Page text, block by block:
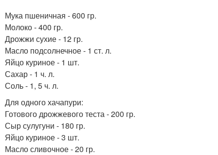
Мука пшеничная - 600 гр.
Молоко - 400 гр.
Дрожжи сухие - 12 гр.
Масло подсолнечное - 1 ст. л.
Яйцо куриное - 1 шт.
Сахар - 1 ч. л.
Соль - 1, 5 ч. л.
Для одного хачапури:
Готового дрожжевого теста - 200 гр.
Сыр сулугуни - 180 гр.
Яйцо куриное - 3 шт.
Масло сливочное - 20 гр.